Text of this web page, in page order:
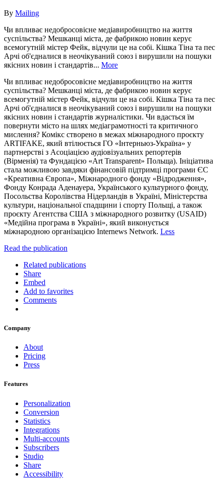
By Mailing
Чи впливає недобросовісне медіавиробництво на життя
суспільства? Мешканці міста, де фабрикою новин керує
всемогутній містер Фейк, відчули це на собі. Кішка Тіна та пес
Арчі об'єдналися в неочікуваний союз і вирушили на пошуки
якісних новин і стандартів... More
Чи впливає недобросовісне медіавиробництво на життя
суспільства? Мешканці міста, де фабрикою новин керує
всемогутній містер Фейк, відчули це на собі. Кішка Тіна та пес
Арчі об'єдналися в неочікуваний союз і вирушили на пошуки
якісних новин і стандартів журналістики. Чи вдасться їм
повернути місто на шлях медіаграмотності та критичного
мислення? Комікс створено в межах міжнародного проєкту
ARTIFAKE, який втілюється ГО «Інтерньюз-Україна» у
партнерстві з Асоціацією аудіовізуальних репортерів
(Вірменія) та Фундацією «Art Transparent» Польща). Ініціатива
стала можливою завдяки фінансовій підтримці програми ЄС
«Креативна Європа», Міжнародного фонду «Відродження»,
Фонду Конрада Аденауера, Українського культурного фонду,
Посольства Королівства Нідерландів в Україні, Міністерства
культури, національної спадщини і спорту Польщі, а також
проєкту Агентства США з міжнародного розвитку (USAID)
«Медійна програма в Україні», який виконується
міжнародною організацією Internews Network. Less
Read the publication
Related publications
Share
Embed
Add to favorites
Comments
Company
About
Pricing
Press
Features
Personalization
Conversion
Statistics
Integrations
Multi-accounts
Subscribers
Studio
Share
Accessibility